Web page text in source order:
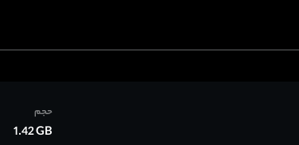
حجم
1.42 GB